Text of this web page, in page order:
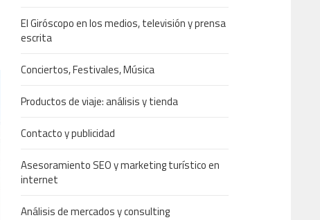
El Giróscopo en los medios, televisión y prensa
escrita
Conciertos, Festivales, Música
Productos de viaje: análisis y tienda
Contacto y publicidad
Asesoramiento SEO y marketing turístico en
internet
Análisis de mercados y consulting